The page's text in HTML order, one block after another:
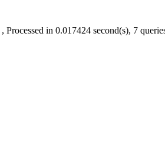
, Processed in 0.017424 second(s), 7